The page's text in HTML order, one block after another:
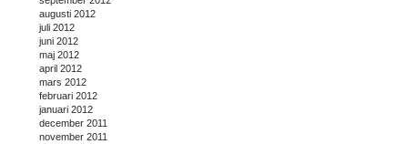
augusti 2012
juli 2012
juni 2012
maj 2012
april 2012
mars 2012
februari 2012
januari 2012
december 2011
november 2011